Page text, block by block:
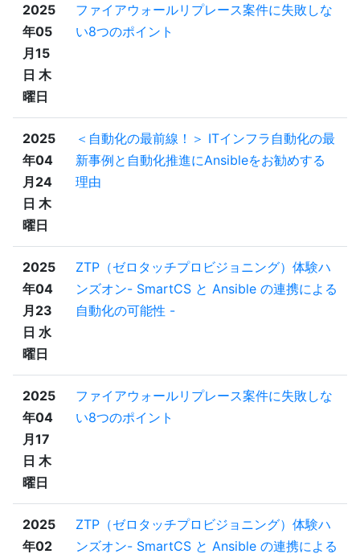
2025
年05
月15
日 木
曜日
ファイアウォールリプレース案件に失敗しな
い8つのポイント
2025
年04
月24
日 木
曜日
＜自動化の最前線！＞ ITインフラ自動化の最
新事例と自動化推進にAnsibleをお勧めする
理由
2025
年04
月23
日 水
曜日
ZTP（ゼロタッチプロビジョニング）体験ハ
ンズオン- SmartCS と Ansible の連携による
自動化の可能性 -
2025
年04
月17
日 木
曜日
ファイアウォールリプレース案件に失敗しな
い8つのポイント
2025
年02
ZTP（ゼロタッチプロビジョニング）体験ハ
ンズオン- SmartCS と Ansible の連携による